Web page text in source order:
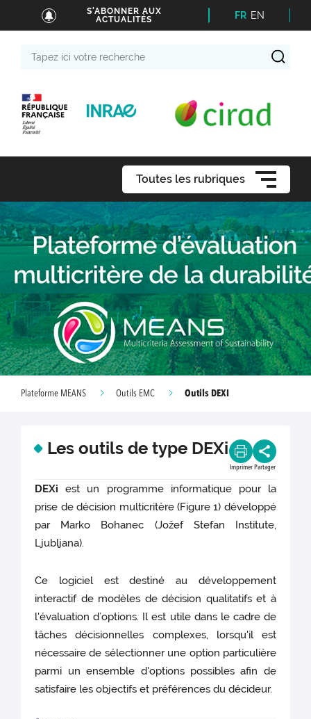
S'ABONNER AUX
ACTUALITÉS
FR EN
Toutes les rubriques
Plateforme MEANS Outils EMC Outils DEXI
Les outils de type DEXi
Imprimer Partager
DEXiest un programme informatique pour la
prise de décision multicritère (Figure 1) développé
par Marko Bohanec (Jožef Stefan Institute,
Ljubljana).
Ce logiciel est destiné au développement
interactif de modèles de décision qualitatifs et à
l'évaluation d’options. Il est utile dans le cadre de
tâches décisionnelles complexes, lorsqu'il est
nécessaire de sélectionner une option particulière
parmi un ensemble d'options possibles afin de
satisfaire les objectifs et préférences du décideur.